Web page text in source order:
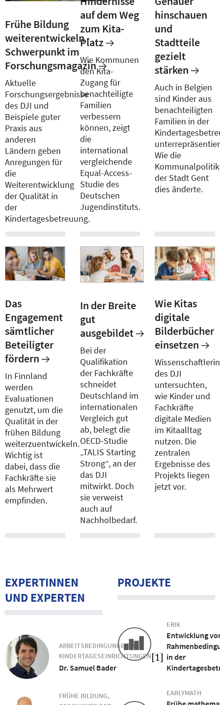
Frühe Bildung
weiterentwickeln -
Schwerpunkt im
Forschungsmagazin
Aktuelle
Forschungsergebnisse
des DJI und
Beispiele guter
Praxis aus
anderen
Ländern geben
Anregungen für
die
Weiterentwicklung
der Qualität in
der
Kindertagesbetreuung.
auf dem Weg
zum Kita-
Platz
Wie Kommunen
den Kita-
Zugang für
benachteiligte
Familien
verbessern
können, zeigt
die
international
vergleichende
Equal-Access-
Studie des
Deutschen
Jugendinstituts.
hinschauen
und
Stadtteile
gezielt
stärken
Auch in Belgien
sind Kinder aus
benachteiligten
Familien in der
Wie die
Kommunalpolitik
der Stadt Gent
dies änderte.
Das
Engagement
sämtlicher
Beteiligter
fördern
In Finnland
werden
Evaluationen
genutzt, um die
Qualität in der
frühen Bildung
weiterzuentwickeln.
Wichtig ist
dabei, dass die
Fachkräfte sie
als Mehrwert
empfinden.
In der Breite
gut
ausgebildet
Bei der
Qualifikation
der Fachkräfte
schneidet
Deutschland im
internationalen
Vergleich gut
ab, belegt die
OECD-Studie
„TALIS Starting
Strong“, an der
das DJI
mitwirkt. Doch
sie verweist
auch auf
Nachholbedarf.
Wie Kitas
digitale
Bilderbücher
einsetzen
des DJI
untersuchten,
wie Kinder und
Fachkräfte
digitale Medien
im Kitaalltag
nutzen. Die
zentralen
Ergebnisse des
Projekts liegen
jetzt vor.
EXPERTINNEN
UND EXPERTEN
ARBEITSBEDINGUNGEN IN
KINDERTAGESEINRICHTUNGEN
Dr. Samuel Bader
[1]
FRÜHE BILDUNG,
PROJEKTE
ERIK
Entwicklung
in der
EARLYMATH